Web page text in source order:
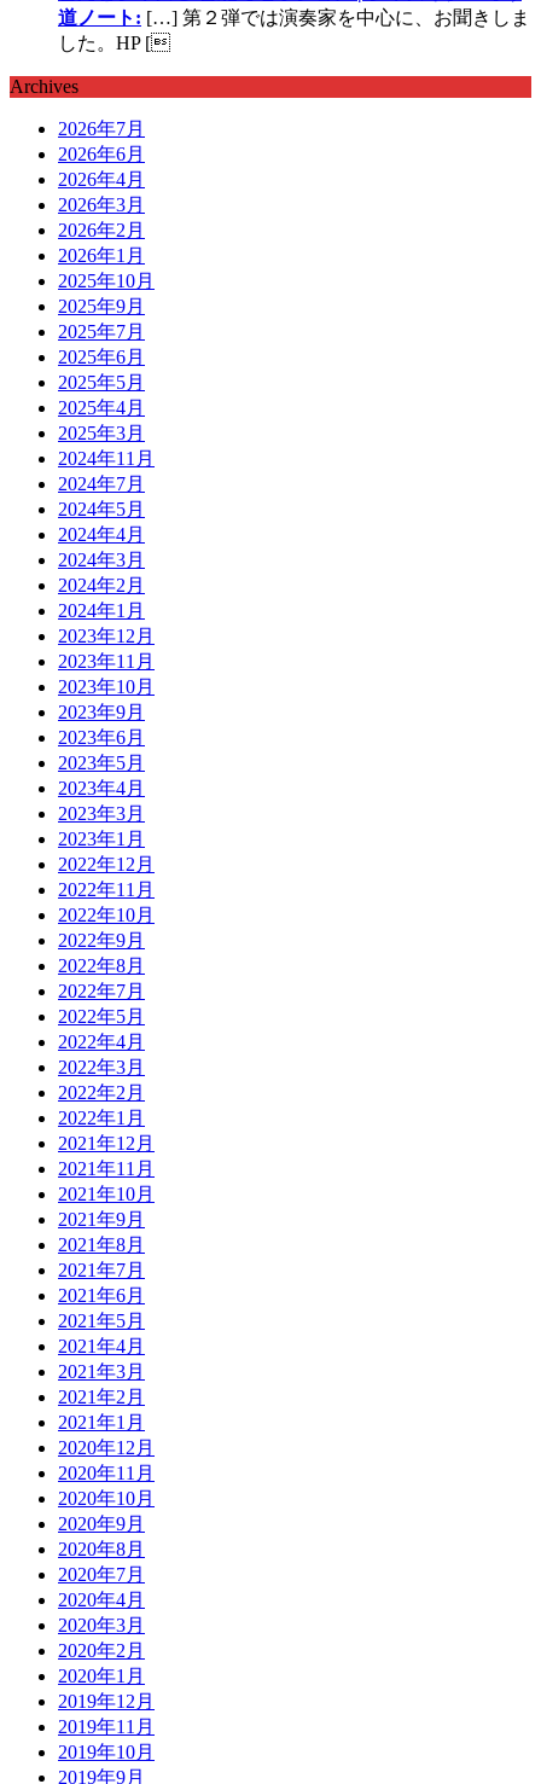
道ノート: […] 第２弾では演奏家を中心に、お聞きしま
した。HP [
Archives
2026年7月
2026年6月
2026年4月
2026年3月
2026年2月
2026年1月
2025年10月
2025年9月
2025年7月
2025年6月
2025年5月
2025年4月
2025年3月
2024年11月
2024年7月
2024年5月
2024年4月
2024年3月
2024年2月
2024年1月
2023年12月
2023年11月
2023年10月
2023年9月
2023年6月
2023年5月
2023年4月
2023年3月
2023年1月
2022年12月
2022年11月
2022年10月
2022年9月
2022年8月
2022年7月
2022年5月
2022年4月
2022年3月
2022年2月
2022年1月
2021年12月
2021年11月
2021年10月
2021年9月
2021年8月
2021年7月
2021年6月
2021年5月
2021年4月
2021年3月
2021年2月
2021年1月
2020年12月
2020年11月
2020年10月
2020年9月
2020年8月
2020年7月
2020年4月
2020年3月
2020年2月
2020年1月
2019年12月
2019年11月
2019年10月
2019年9月